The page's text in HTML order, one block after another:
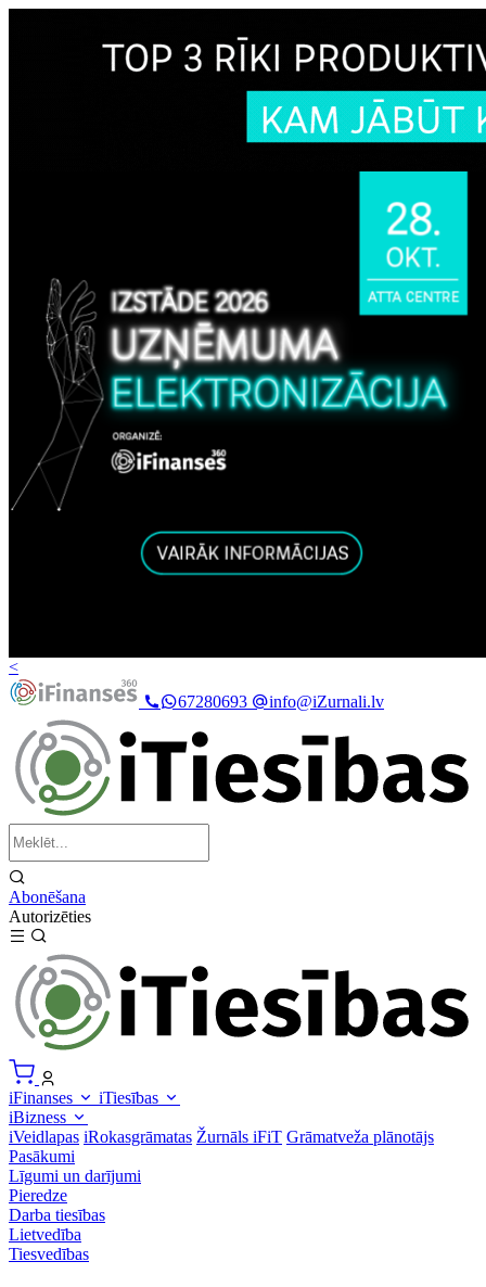
<
67280693
info@iZurnali.lv
Abonēšana
Autorizēties
iFinanses
iTiesības
iBizness
iVeidlapas iRokasgrāmatas Žurnāls iFiT Grāmatveža plānotājs
Pasākumi
Līgumi un darījumi
Pieredze
Darba tiesības
Lietvedība
Tiesvedības